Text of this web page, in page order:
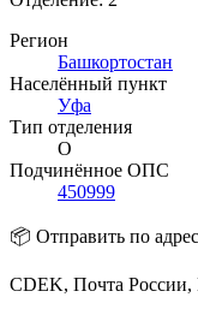
Регион
Башкортостан
Населённый пункт
Уфа
Тип отделения
О
Подчинённое ОПС
450999
📦 Отправить по
CDEK, Почта